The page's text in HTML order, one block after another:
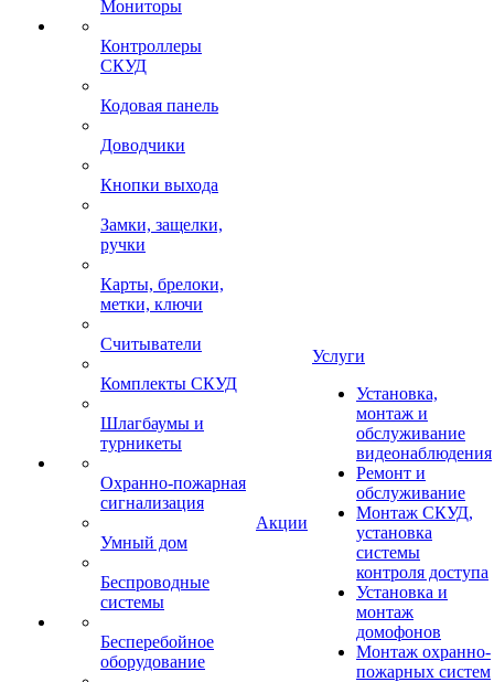
Мониторы
Контроллеры
СКУД
Кодовая панель
Доводчики
Кнопки выхода
Замки, защелки,
ручки
Карты, брелоки,
метки, ключи
Считыватели
Комплекты СКУД
Шлагбаумы и
турникеты
Охранно-пожарная
сигнализация
Умный дом
Беспроводные
системы
Бесперебойное
оборудование
Акции
Услуги
Установка,
монтаж и
обслуживание
видеонаблюдения
Ремонт и
обслуживание
Монтаж СКУД,
установка
системы
контроля доступа
Установка и
монтаж
домофонов
Монтаж охранно-
пожарных систем